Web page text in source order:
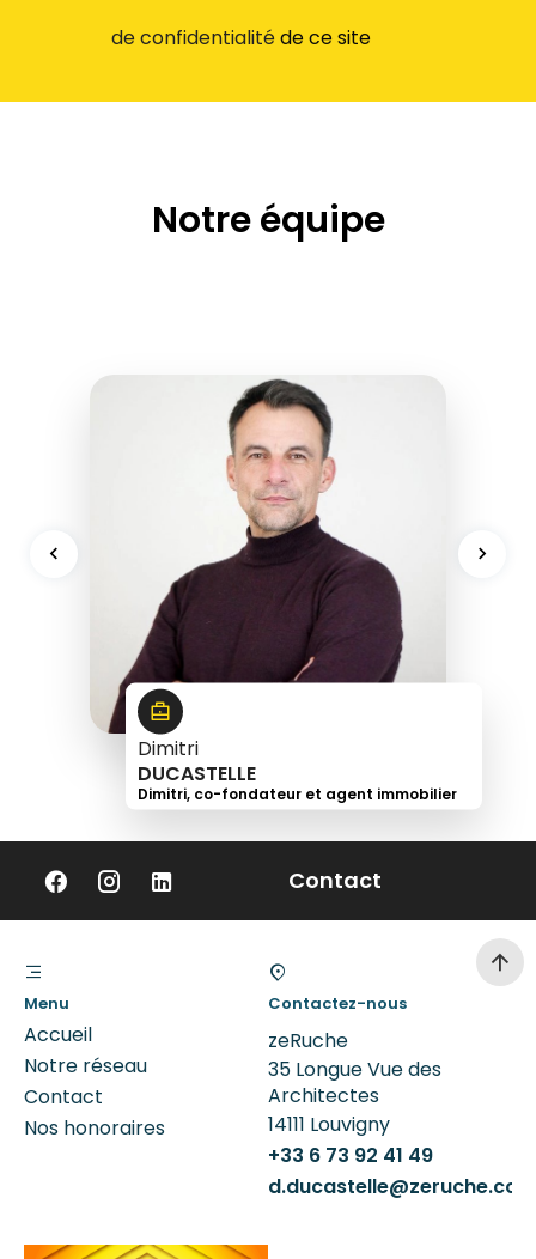
de confidentialitéde ce site
Notre équipe
Dimitri
DUCASTELLE
Dimitri, co-fondateur et agent immobilier
+33
92
41
49
Contact
Menu
Accueil
Notre réseau
Contact
Nos honoraires
Contactez-nous
zeRuche
35 Longue Vue des
Architectes
14111 Louvigny
+33 6 73 92 41 49
d.ducastelle@zeruche.com